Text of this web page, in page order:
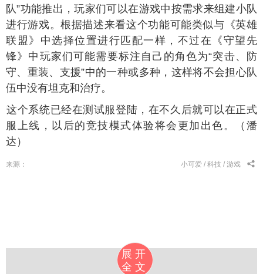
队”功能推出，玩家们可以在游戏中按需求来组建小队
进行游戏。根据描述来看这个功能可能类似与《英雄
联盟》中选择位置进行匹配一样，不过在《守望先
锋》中玩家们可能需要标注自己的角色为“突击、防
守、重装、支援”中的一种或多种，这样将不会担心队
伍中没有坦克和治疗。
这个系统已经在测试服登陆，在不久后就可以在正式
服上线，以后的竞技模式体验将会更加出色。（潘
达）
来源： 小可爱 / 科技 / 游戏
展开
全文